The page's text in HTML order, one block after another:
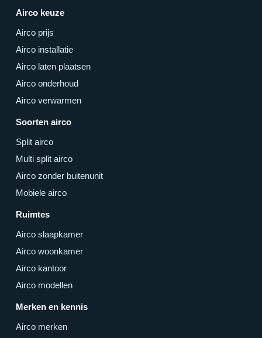
Airco keuze
Airco prijs
Airco installatie
Airco laten plaatsen
Airco onderhoud
Airco verwarmen
Soorten airco
Split airco
Multi split airco
Airco zonder buitenunit
Mobiele airco
Ruimtes
Airco slaapkamer
Airco woonkamer
Airco kantoor
Airco modellen
Merken en kennis
Airco merken